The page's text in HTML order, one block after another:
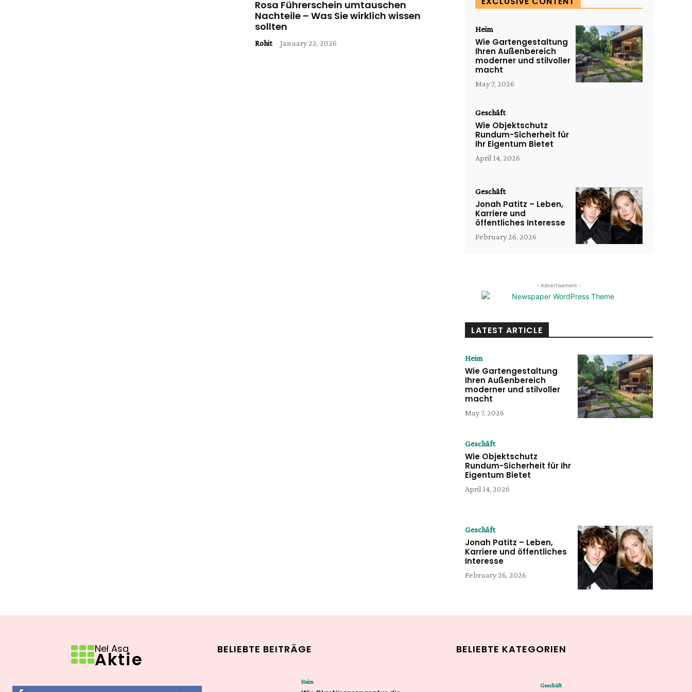
Rosa Führerschein umtauschen
Nachteile – Was Sie wirklich wissen
sollten
Rohit - January 22, 2026
Heim
Wie Gartengestaltung
Ihren Außenbereich
moderner und stilvoller
macht
May 7, 2026
Geschäft
Wie Objektschutz
Rundum-Sicherheit für
Ihr Eigentum Bietet
April 14, 2026
Geschäft
Jonah Patitz – Leben,
Karriere und
öffentliches Interesse
February 26, 2026
- Advertisement -
LATEST ARTICLE
Heim
Wie Gartengestaltung
Ihren Außenbereich
moderner und stilvoller
macht
May 7, 2026
Geschäft
Wie Objektschutz
Rundum-Sicherheit für Ihr
Eigentum Bietet
April 14, 2026
Geschäft
Jonah Patitz – Leben,
Karriere und öffentliches
Interesse
February 26, 2026
Nel Asa
Aktie BELIEBTE BEITRÄGE
Heim
BELIEBTE KATEGORIEN
Geschäft